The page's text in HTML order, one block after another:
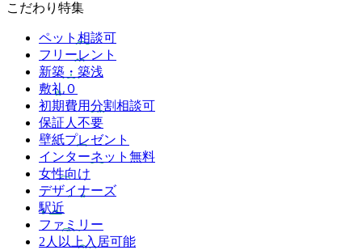
こだわり特集
ペット相談可
フリーレント
新築・築浅
敷礼０
初期費用分割相談可
保証人不要
壁紙プレゼント
インターネット無料
女性向け
デザイナーズ
駅近
ファミリー
2人以上入居可能